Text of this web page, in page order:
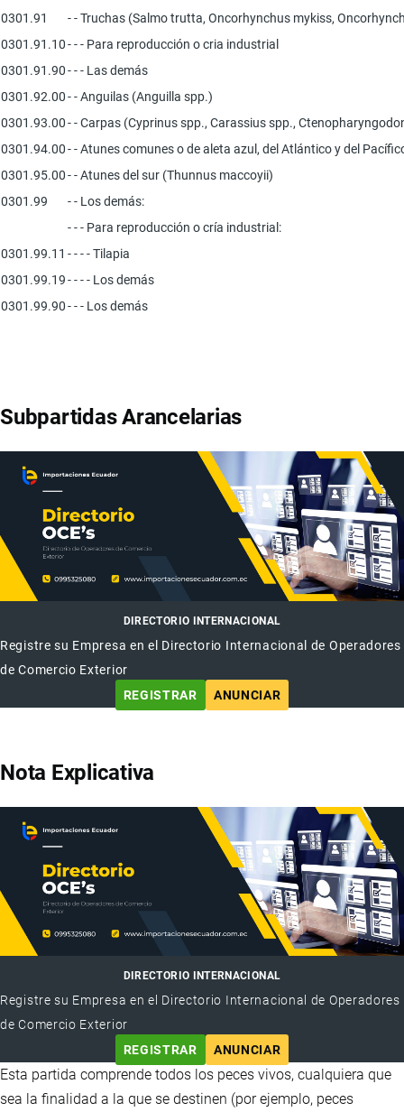
0301.91
- - Truchas (Salmo trutta, Oncorhynchus mykiss,
0301.91.10- - - Para reproducción o cria industrial
0301.91.90- - - Las demás
0301.92.00- - Anguilas (Anguilla spp.)
0301.93.00- - Carpas (Cyprinus spp., Carassius spp.,
0301.94.00- - Atunes comunes o de aleta azul, del Atlántico y del
0301.95.00- - Atunes del sur (Thunnus maccoyii)
0301.99
- - Los demás:
- - - Para reproducción o cría industrial:
0301.99.11 - - - - Tilapia
0301.99.19- - - - Los demás
0301.99.90- - - Los demás
Subpartidas Arancelarias
DIRECTORIO INTERNACIONAL
Registre su Empresa en el Directorio Internacional de Operadores
de Comercio Exterior
REGISTRAR
ANUNCIAR
Nota Explicativa
DIRECTORIO INTERNACIONAL
Registre su Empresa en el Directorio Internacional de Operadores
de Comercio Exterior
REGISTRAR
ANUNCIAR
Esta partida comprende todos los peces vivos, cualquiera que
sea la finalidad a la que se destinen (por ejemplo, peces